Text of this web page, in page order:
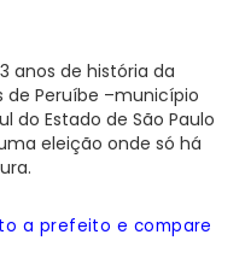
anos de história da
de Peruíbe –município
do Estado de São Paulo
eleição onde só há
a prefeito e compare